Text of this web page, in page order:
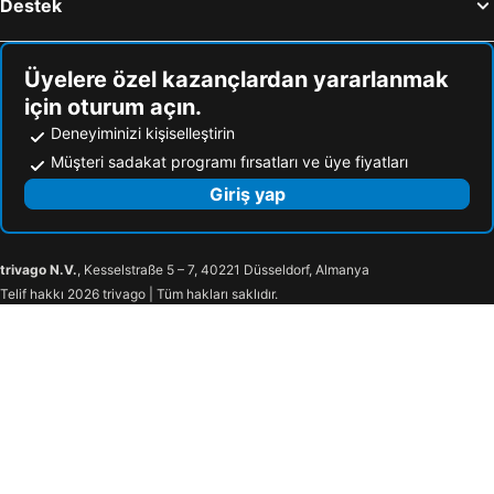
Destek
Üyelere özel kazançlardan yararlanmak
için oturum açın.
Deneyiminizi kişiselleştirin
Müşteri sadakat programı fırsatları ve üye fiyatları
Giriş yap
trivago N.V., Kesselstraße 5 – 7, 40221 Düsseldorf, Almanya
Telif hakkı 2026 trivago | Tüm hakları saklıdır.